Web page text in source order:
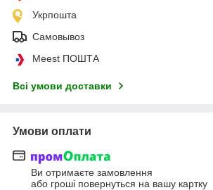
Укрпошта
Самовывоз
Meest ПОШТА
Всі умови доставки
Умови оплати
Ви отримаєте замовлення
або гроші повернуться на вашу картку